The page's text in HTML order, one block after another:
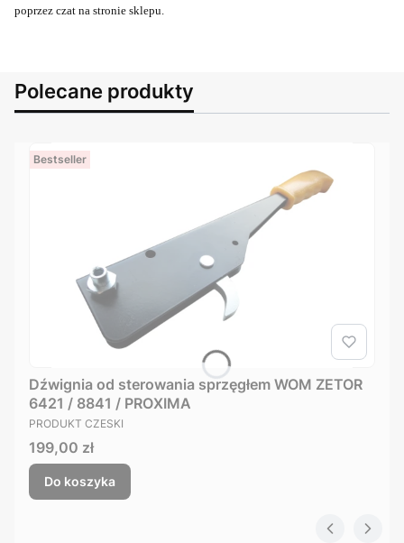
poprzez czat na stronie sklepu.
Polecane produkty
Bestseller
Dźwignia od sterowania sprzęgłem WOM ZETOR
6421 / 8841 / PROXIMA
PRODUCENT
PRODUKT CZESKI
Cena
199,00 zł
Do koszyka